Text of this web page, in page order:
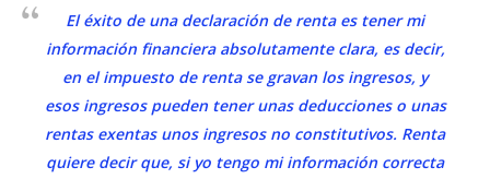
El éxito de una declaración de renta es tener mi
información financiera absolutamente clara, es decir,
en el impuesto de renta se gravan los ingresos, y
esos ingresos pueden tener unas deducciones o unas
rentas exentas unos ingresos no constitutivos. Renta
quiere decir que, si yo tengo mi información correcta